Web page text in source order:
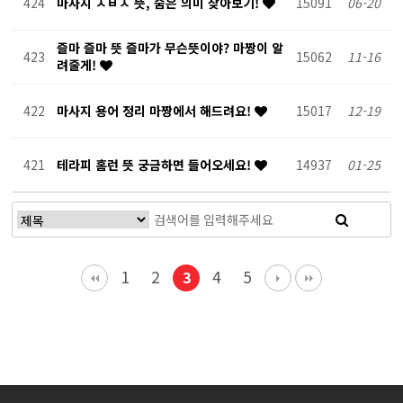
423
즐마 즐마 뜻 즐마가 무슨뜻이야? 마짱이 알
려줄게!
15062 11-16
422 마사지 용어 정리 마짱에서 해드려요! 15017 12-19
421 테라피 홈런 뜻 궁금하면 들어오세요! 14937 01-25
1 2 3 4 5